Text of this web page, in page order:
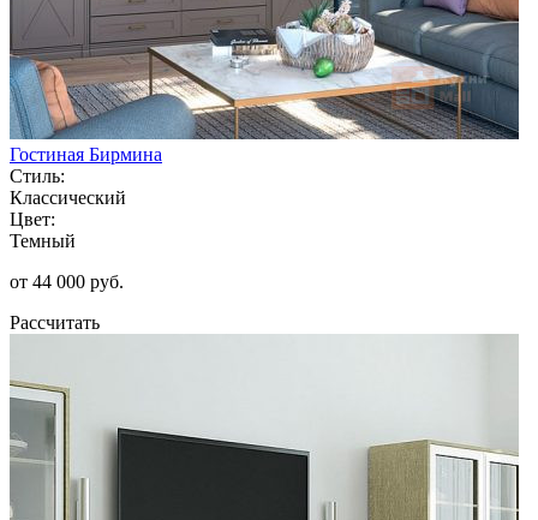
Гостиная Бирмина
Стиль:
Классический
Цвет:
Темный
от 44 000 руб.
Рассчитать